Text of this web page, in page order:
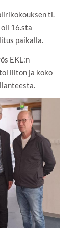
ti.
16.sta
paikalla.
EKL:n
liiton ja koko